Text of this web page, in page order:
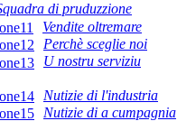
di pruduzzione
Vendite oltremare
Perchè sceglie noi
U nostru serviziu
Nutizie di l'industria
Nutizie di a cumpagnia